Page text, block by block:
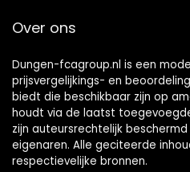
Over ons
Dungen-fcagroup.nl is een
prijsvergelijkings- en
biedt die beschikbaar zijn op
houdt via de laatst
zijn auteursrechtelijk
eigenaren. Alle geciteerde
respectievelijke bronnen.